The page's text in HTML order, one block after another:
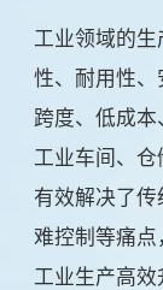
工业领域的
性、耐用性
跨度、低成
工业车间、仓
有效解决了
难控制等痛
工业生产高